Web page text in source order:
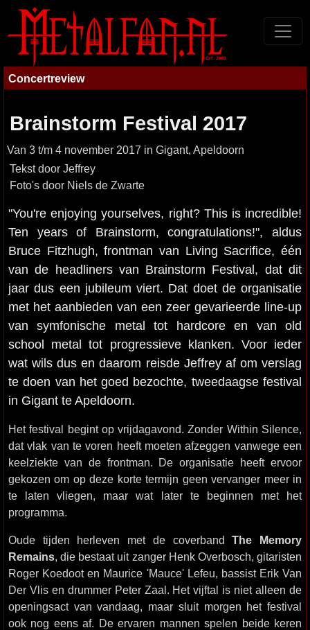
Concertreview
Brainstorm Festival 2017
Van 3 t/m 4 november 2017 in Gigant, Apeldoorn
Tekst door Jeffrey
Foto's door Niels de Zwarte
"You're enjoying yourselves, right? This is incredible!
Ten years of Brainstorm, congratulations!", aldus
Bruce Fitzhugh, frontman van Living Sacrifice, één
van de headliners van Brainstorm Festival, dat dit
jaar dus een jubileum viert. Dat doet de organisatie
met het aanbieden van een zeer gevarieerde line-up
van symfonische metal tot hardcore en van old
school metal tot progressieve klanken. Voor ieder
wat wils dus en daarom reisde Jeffrey af om verslag
te doen van het goed bezochte, tweedaagse festival
in Gigant te Apeldoorn.
Het festival begint op vrijdagavond. Zonder Within Silence,
dat vlak van te voren heeft moeten afzeggen vanwege een
keelziekte van de frontman. De organisatie heeft ervoor
gekozen om op deze korte termijn geen vervanger meer in
te laten vliegen, maar wat later te beginnen met het
programma.
Oude tijden herleven met de coverbandThe Memory
Remains, die bestaat uit zanger Henk Overbosch, gitaristen
Roger Koedoot en Maurice 'Mauce' Lefeu, bassist Erik Van
Der Vlis en drummer Peter Zaal. Het vijftal is niet alleen de
openingsact van vandaag, maar sluit morgen het festival
ook nog eens af. De ervaren mannen spelen beide keren